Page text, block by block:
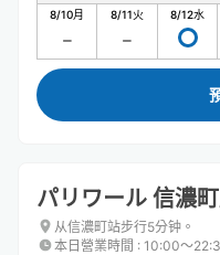
8/10月 8/11火 8/12水
パリワール 信濃
从信濃町站步行5分钟。
本日營業時間 : 10:00〜